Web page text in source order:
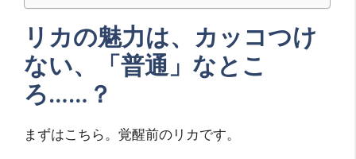
リカの魅力は、カッコつけ
ない、「普通」なとこ
ろ……？
まずはこちら。覚醒前のリカです。